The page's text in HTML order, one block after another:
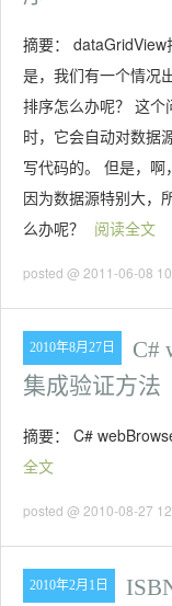
摘要：
是，我们有一个情况
排序怎么办呢？ 这
时，它会自动对数据
写代码的。 但是，啊
因为数据源特别大，
么办呢？
阅读全文
posted @ 2011-06-08
2010年8月27日
C#
集成验证方法
摘要： C#
全文
posted @ 2010-08-27
2010年2月1日